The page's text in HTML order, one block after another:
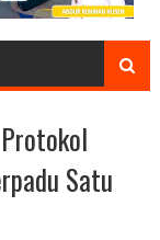
Satu